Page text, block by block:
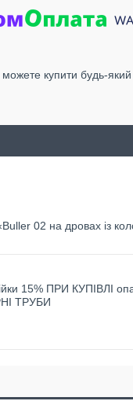
купити будь-
02 на дровах із
15% ПРИ КУПІВЛІ
ТРУБИ